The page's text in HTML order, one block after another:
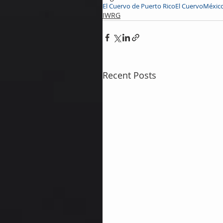
El Cuervo de Puerto RicoEl Cuervo
IWRG
Recent Posts